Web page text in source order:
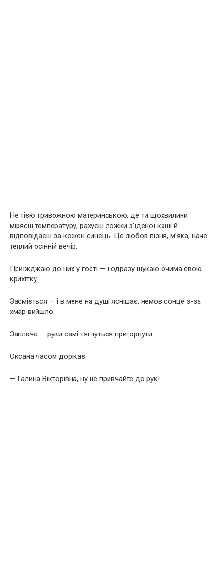
Не тією тривожною материнською, де ти щохвилини
міряєш температуру, рахуєш ложки з’їденої каші й
відповідаєш за кожен синець. Це любов пізня, м’яка, наче
теплий осінній вечір.
Приїжджаю до них у гості — і одразу шукаю очима свою
крихітку.
Засміється — і в мене на душі яснішає, немов сонце з-за
хмар вийшло.
Заплаче — руки самі тягнуться пригорнути.
Оксана часом дорікає:
— Галина Вікторівна, ну не привчайте до рук!